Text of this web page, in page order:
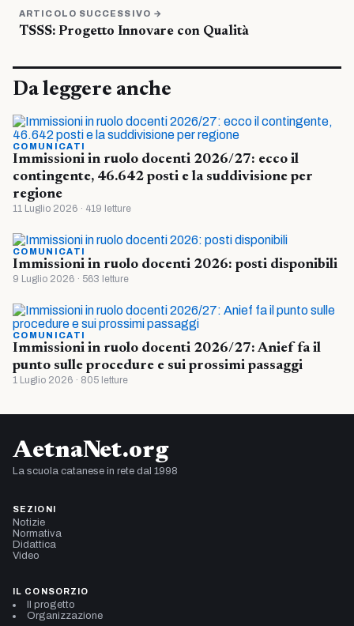
ARTICOLO SUCCESSIVO →
TSSS: Progetto Innovare con Qualità
Da leggere anche
COMUNICATI
Immissioni in ruolo docenti 2026/27: ecco il
contingente, 46.642 posti e la suddivisione per
regione
11 Luglio 2026 · 419 letture
COMUNICATI
Immissioni in ruolo docenti 2026: posti disponibili
9 Luglio 2026 · 563 letture
COMUNICATI
Immissioni in ruolo docenti 2026/27: Anief fa il
punto sulle procedure e sui prossimi passaggi
1 Luglio 2026 · 805 letture
AetnaNet.org
La scuola catanese in rete dal 1998
SEZIONI
Notizie
Normativa
Didattica
Video
IL CONSORZIO
Il progetto
Organizzazione